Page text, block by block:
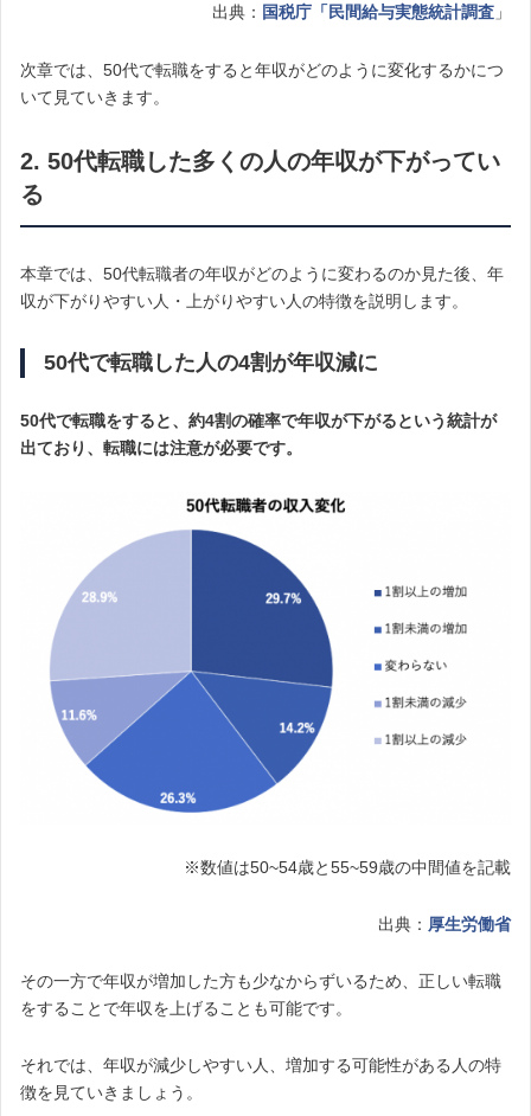
出典： 国税庁「民間給与実態統計調査 」
次章では、50代で転職をすると年収がどのように変化するかにつ
いて見ていきます。
2. 50代転職した多くの人の年収が下がってい
る
本章では、50代転職者の年収がどのように変わるのか見た後、年
収が下がりやすい人・上がりやすい人の特徴を説明します。
50代で転職した人の4割が年収減に
50代で転職をすると、約4割の確率で年収が下がるという統計が
出ており、転職には注意が必要です。
※数値は50~54歳と55~59歳の中間値を記載
出典： 厚生労働省
その一方で年収が増加した方も少なからずいるため、正しい転職
をすることで年収を上げることも可能です。
それでは、年収が減少しやすい人、増加する可能性がある人の特
徴を見ていきましょう。